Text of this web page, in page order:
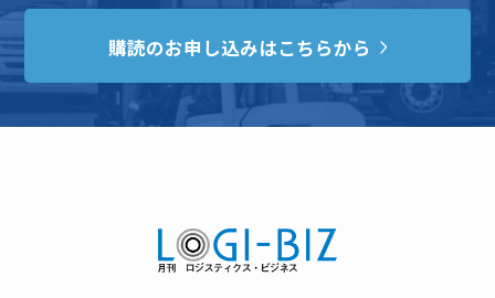
購読のお申し込みはこちらから